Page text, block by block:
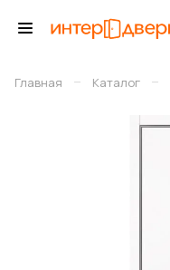
Главная – Каталог –